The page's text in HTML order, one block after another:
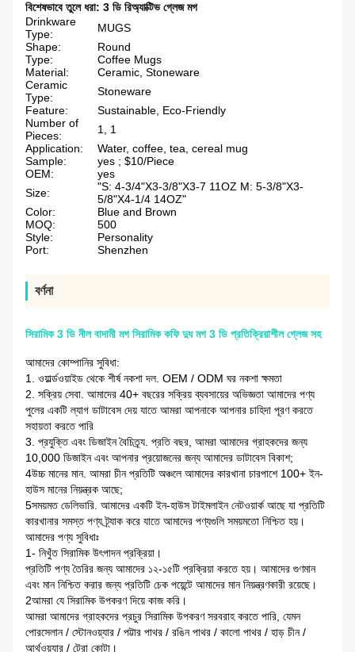
বিশেষভাবে তুলে ধরা: 3 ডি রিঅ্যাক্টিভ গ্লেজ মগ
Drinkware
Type:
MUGS
Shape:
Round
Type:
Coffee Mugs
Material:
Ceramic, Stoneware
Ceramic
Type:
Stoneware
Feature:
Sustainable, Eco-Friendly
Number of
Pieces:
1, 1
Application:
Water, coffee, tea, cereal mug
Sample:
yes ; $10/Piece
OEM:
yes
Size:
"S: 4-3/4"X3-3/8"X3-7 11OZ M: 5-3/8"X3-
5/8"X4-1/4 14OZ"
Color:
Blue and Brown
MOQ:
500
Style:
Personality
Port:
Shenzhen
বর্ণনা
সিরামিক 3 ডি নীল বাদামী মগ সিরামিক কফি দুধ মগ 3 ডি প্রতিক্রিয়াশীল গ্লেজ সহ
আমাদের কোম্পানির সুবিধা:
1. ওয়ার্ল্ডওয়াইড থেকে শীর্ষ নকশা দল. OEM / ODM ঘর নকশা ক্ষমতা
2. সক্রিয় সেবা. আমাদের 40+ বছরের সক্রিয় ব্যবসায়ের অভিজ্ঞতা আমাদের পণ্য
পুলের একটি ল্যাগ ডাটাবেস দেয় যাতে আমরা আপনাকে আপনার চাহিদা পূরণ করতে
সহায়তা করতে পারি
3. প্রযুক্তি এবং ডিজাইন বৈচিত্র্য. প্রতি বছর, আমরা আমাদের গ্রাহকদের জন্য
10,000 ডিজাইন এবং আপনার প্রয়োজনের জন্য আমাদের ডাটাবেস বিকাশ;
4উচ্চ মানের মান. আমরা চীন প্রতিটি অঞ্চলে আমাদের কারখানা চারপাশে 100+ ইন-
হাউস মানের নিয়ন্ত্রক আছে;
5সময়মত ডেলিভারি. আমাদের একটি ইন-হাউস টাইমলাইন নেটওয়ার্ক আছে যা প্রতিটি
কারখানার সমস্ত পণ্য ট্র্যাক করে যাতে আমাদের পণ্যগুলি সময়মতো নিশ্চিত হয়।
আমাদের পণ্য সুবিধাঃ
1- নিখুঁত সিরামিক উৎপাদন প্রক্রিয়া।
প্রতিটি পণ্য তৈরির জন্য আমাদের ১২-১৫টি প্রক্রিয়া করতে হয়। আমাদের গুণমান
এবং মান নিশ্চিত করার জন্য প্রতিটি চেক পয়েন্টে আমাদের মান নিয়ন্ত্রণকারী রয়েছে।
2আমরা যে সিরামিক উপকরণ দিয়ে কাজ করি।
আমরা আমাদের গ্রাহকদের প্রচুর সিরামিক উপকরণ সরবরাহ করতে পারি, যেমন
পোরসেলান / স্টোনওয়্যার / পট্টার পাথর / রঙিন পাথর / কালো পাথর / হাড় চীন /
আর্থওয়্যার / টেরা কোটা।